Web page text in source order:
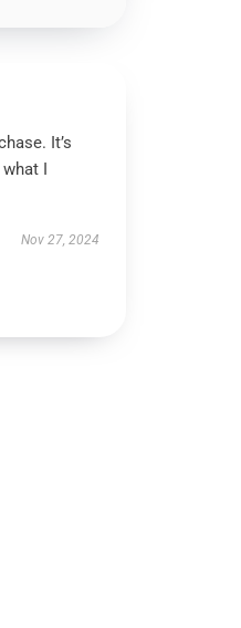
It’s
I
Nov 27, 2024